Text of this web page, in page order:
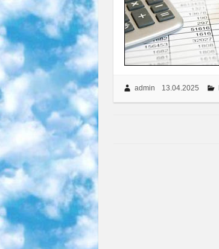
admin 13.04.2025